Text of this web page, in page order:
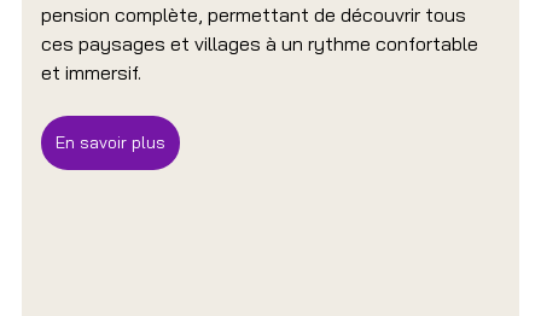
pension complète, permettant de découvrir tous
ces paysages et villages à un rythme confortable
et immersif.
En savoir plus